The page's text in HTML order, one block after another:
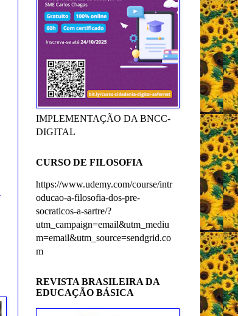
IMPLEMENTAÇÃO DA BNCC-
DIGITAL
CURSO DE FILOSOFIA
https://www.udemy.com/course/intr
oducao-a-filosofia-dos-pre-
socraticos-a-sartre/?
utm_campaign=email&utm_mediu
m=email&utm_source=sendgrid.co
m
REVISTA BRASILEIRA DA
EDUCAÇÃO BÁSICA